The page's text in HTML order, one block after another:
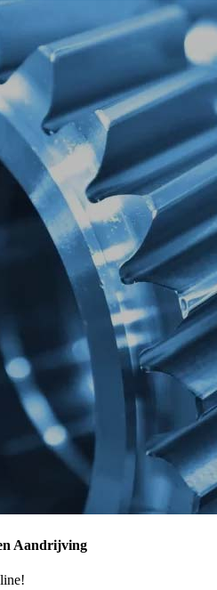
Aandrijving